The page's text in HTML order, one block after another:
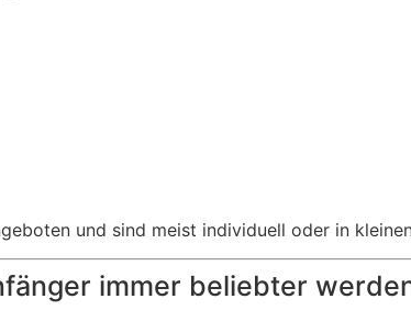
und sind meist individuell oder in
immer beliebter